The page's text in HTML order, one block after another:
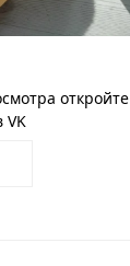
откройте
VK